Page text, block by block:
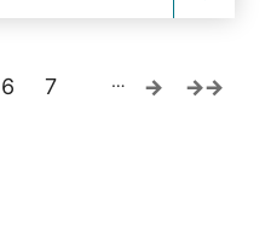
6 7 …